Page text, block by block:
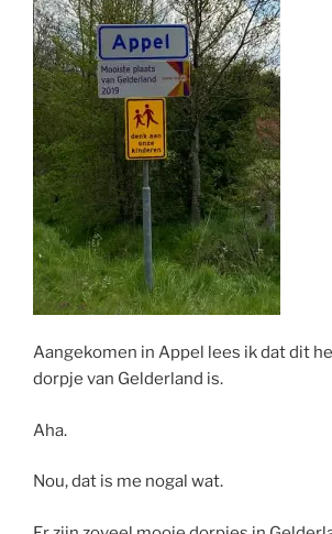
Aangekomen in Appel lees ik dat dit
dorpje van Gelderland is.
Aha.
Nou, dat is me nogal wat.